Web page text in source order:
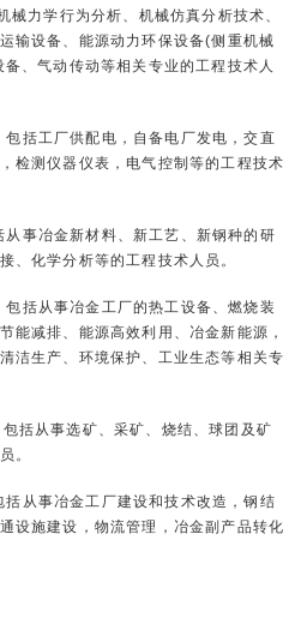
力学行为分析、机械仿真分析技术、
输设备、能源动力环保设备(侧重机械
、气动传动等相关专业的工程技术人
括工厂供配电，自备电厂发电，交直
检测仪器仪表，电气控制等的工程技术
事冶金新材料、新工艺、新钢种的研
、化学分析等的工程技术人员。
括从事冶金工厂的热工设备、燃烧装
能减排、能源高效利用、冶金新能源，
洁生产、环境保护、工业生态等相关专
括从事选矿、采矿、烧结、球团及矿
。
从事冶金工厂建设和技术改造，钢结
设施建设，物流管理，冶金副产品转化